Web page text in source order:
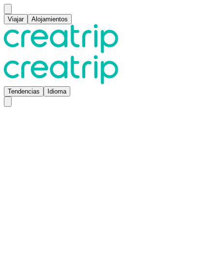
Viajar Alojamientos
Tendencias Idioma